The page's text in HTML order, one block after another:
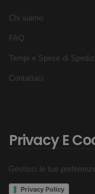
Chi siamo
FAQ
Tempi e Spese di
Contattaci
Privacy E
Gestisci le tue
Privacy Policy